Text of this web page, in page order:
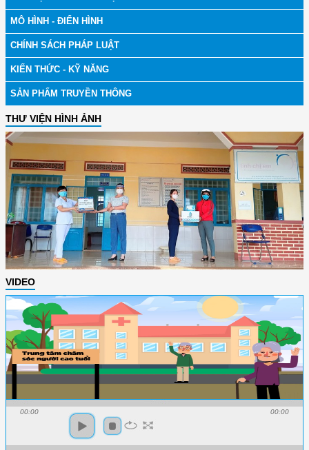
MÔ HÌNH - ĐIỂN HÌNH
CHÍNH SÁCH PHÁP LUẬT
KIẾN THỨC - KỸ NĂNG
SẢN PHẨM TRUYỀN THÔNG
THƯ VIỆN HÌNH ẢNH
VIDEO
00:00 00:00